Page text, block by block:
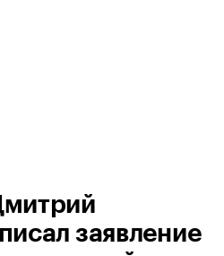
заявление